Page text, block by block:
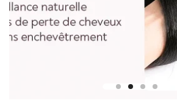
Pour mesurer la longueur d'une